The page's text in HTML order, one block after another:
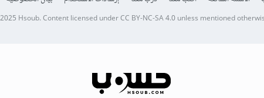
Hsoub.Content licensed underCC BY-NC-SA 4.0unless mentioned